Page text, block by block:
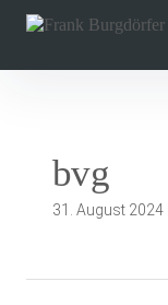
überspringen
bvg
31. August 2024